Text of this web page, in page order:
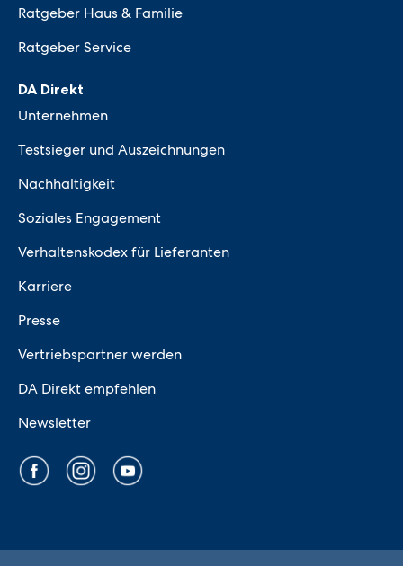
Ratgeber Haus & Familie
Ratgeber Service
DA Direkt
Unternehmen
Testsieger und Auszeichnungen
Nachhaltigkeit
Soziales Engagement
Verhaltenskodex für Lieferanten
Karriere
Presse
Vertriebspartner werden
DA Direkt empfehlen
Newsletter